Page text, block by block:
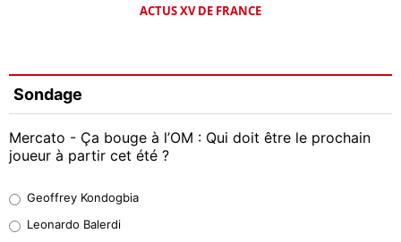
ACTUS XV DE FRANCE
Sondage
Mercato - Ça bouge à l’OM : Qui doit être le prochain
joueur à partir cet été ?
38%
Geoffrey Kondogbia
Leonardo Balerdi